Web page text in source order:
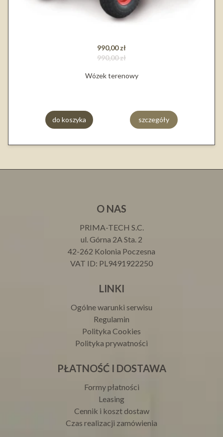
990,00 zł
990,00 zł
Wózek terenowy
do koszyka szczegóły
O NAS
PRIMA-TECH S.C.
ul. Górna 2A Sta. 2
42-262 Kolonia Poczesna
VAT ID: PL9491922250
LINKI
Ogólne warunki serwisu
Regulamin
Polityka Cookies
Polityka prywatności
PŁATNOŚĆ I DOSTAWA
Formy płatności
Leasing
Cennik i koszt dostaw
Czas realizacji zamówienia